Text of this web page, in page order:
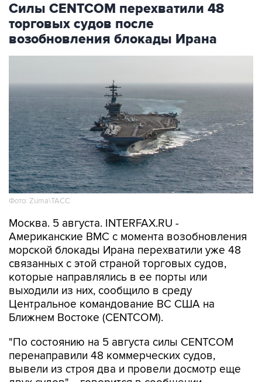
Силы CENTCOM перехватили 48
торговых судов после
возобновления блокады Ирана
Фото: Zuma\ТАСС
Москва. 5 августа. INTERFAX.RU -
Американские ВМС с момента возобновления
морской блокады Ирана перехватили уже 48
связанных с этой страной торговых судов,
которые направлялись в ее порты или
выходили из них, сообщило в среду
Центральное командование ВС США на
Ближнем Востоке (CENTCOM).
"По состоянию на 5 августа силы CENTCOM
перенаправили 48 коммерческих судов,
вывели из строя два и провели досмотр еще